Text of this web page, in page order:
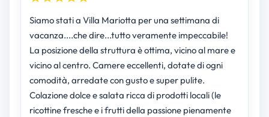
Siamo stati a Villa Mariotta per una settimana di
vacanza....che dire...tutto veramente impeccabile!
La posizione della struttura è ottima, vicino al mare e
vicino al centro. Camere eccellenti, dotate di ogni
comodità, arredate con gusto e super pulite.
Colazione dolce e salata ricca di prodotti locali (le
ricottine fresche e i frutti della passione pienamente